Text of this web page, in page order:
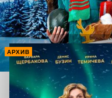
АРХИВ